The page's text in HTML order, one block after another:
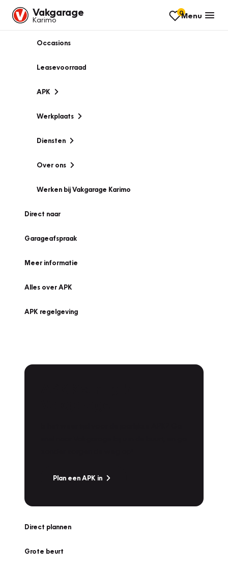
Vakgarage
Karimo
0Menu
Occasions
Leasevoorraad
APK
Werkplaats
Diensten
Over ons
Werken bij Vakgarage Karimo
Direct naar
Garageafspraak
Meer informatie
Alles over APK
APK regelgeving
Plan een APK in
Direct plannen
Grote beurt